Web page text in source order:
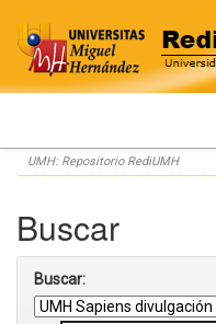
Skip
navigation
UMH: Repositorio RediUMH
Buscar
Buscar: